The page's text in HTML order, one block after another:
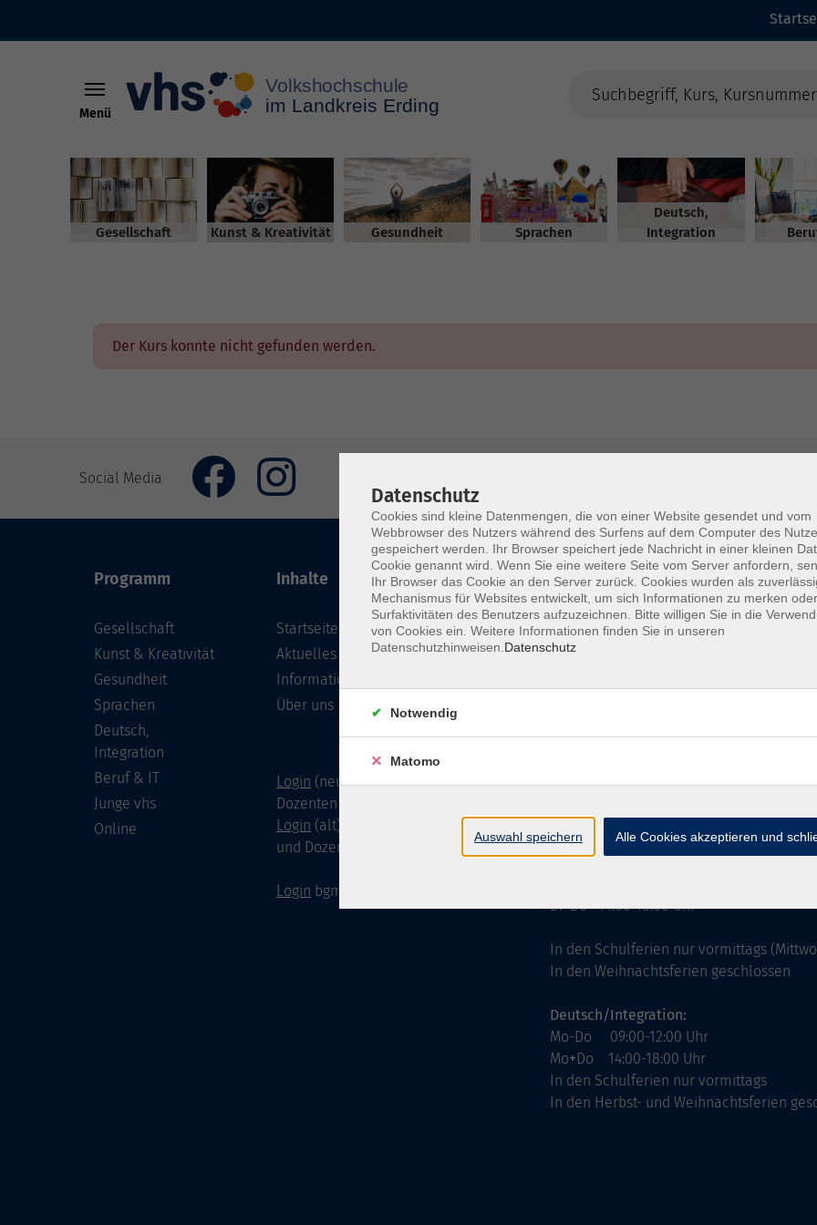
Menü
Gesellschaft Kunst & Kreativität Gesundheit Sprachen
Deutsch,
Integration
Der Kurs konnte nicht gefunden werden.
Social Media
Programm
Gesellschaft
Kunst & Kreativität
Gesundheit
Sprachen
Deutsch,
Integration
Beruf & IT
Junge vhs
Online
Inhalte
Startseite
Aktuelles
Informationen
Über uns
Login (neu) für Dozentinnen und
Dozenten
Login (alt) für Dozentinnen
und Dozenten
Login bgm-cloud
Volkshochschule im Lkr. Erding
Zweckverband Volkshochschule im Lkr.
Lethnerstr. 13
85435 ErdingGoogleMaps®
Servicezeiten
allgemein:
Di+Do 14:00-18:00 Uhr
In den Schulferien nur vormittags
In den Weihnachtsferien geschlossen
Deutsch/Integration:
Mo-Do 09:00-12:00 Uhr
Mo+Do 14:00-18:00 Uhr
In den Schulferien nur vormittags
In den Herbst- und Weihnachtsferien
Datenschutz
Cookies sind kleine Datenmengen, die von einer Website gesendet und vom
Webbrowser des Nutzers während des Surfens auf dem Computer des
gespeichert werden. Ihr Browser speichert jede Nachricht in einer kleinen
Cookie genannt wird. Wenn Sie eine weitere Seite vom Server anfordern,
Ihr Browser das Cookie an den Server zurück. Cookies wurden als
Mechanismus für Websites entwickelt, um sich Informationen zu merken
Surfaktivitäten des Benutzers aufzuzeichnen. Bitte willigen Sie in die
von Cookies ein. Weitere Informationen finden Sie in unseren
Datenschutzhinweisen. Datenschutz
Notwendig
Matomo
Auswahl speichern Alle Cookies akzeptieren und